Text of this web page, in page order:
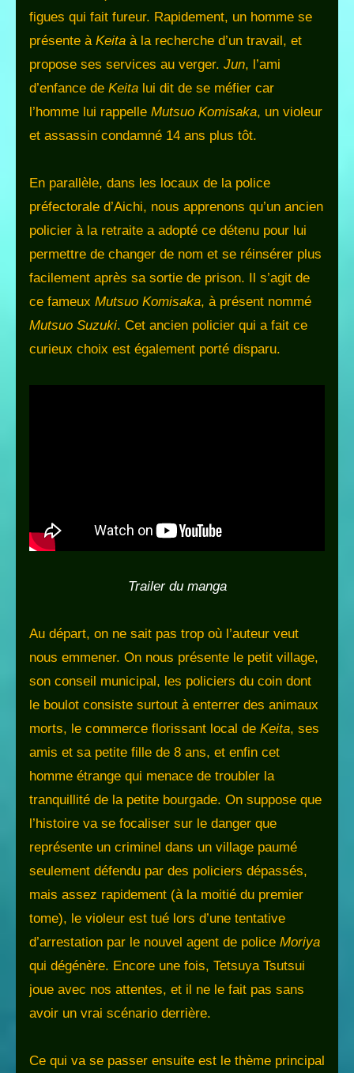
figues qui fait fureur. Rapidement, un homme se
présente à Keita à la recherche d’un travail, et
propose ses services au verger. Jun, l’ami
d’enfance de Keita lui dit de se méfier car
l’homme lui rappelle Mutsuo Komisaka, un violeur
et assassin condamné 14 ans plus tôt.
En parallèle, dans les locaux de la police
préfectorale d’Aichi, nous apprenons qu’un ancien
policier à la retraite a adopté ce détenu pour lui
permettre de changer de nom et se réinsérer plus
facilement après sa sortie de prison. Il s’agit de
ce fameux Mutsuo Komisaka, à présent nommé
Mutsuo Suzuki. Cet ancien policier qui a fait ce
curieux choix est également porté disparu.
Trailer du manga
Au départ, on ne sait pas trop où l’auteur veut
nous emmener. On nous présente le petit village,
son conseil municipal, les policiers du coin dont
le boulot consiste surtout à enterrer des animaux
morts, le commerce florissant local de Keita, ses
amis et sa petite fille de 8 ans, et enfin cet
homme étrange qui menace de troubler la
tranquillité de la petite bourgade. On suppose que
l’histoire va se focaliser sur le danger que
représente un criminel dans un village paumé
seulement défendu par des policiers dépassés,
mais assez rapidement (à la moitié du premier
tome), le violeur est tué lors d’une tentative
d’arrestation par le nouvel agent de police Moriya
qui dégénère. Encore une fois, Tetsuya Tsutsui
joue avec nos attentes, et il ne le fait pas sans
avoir un vrai scénario derrière.
Ce qui va se passer ensuite est le thème principal